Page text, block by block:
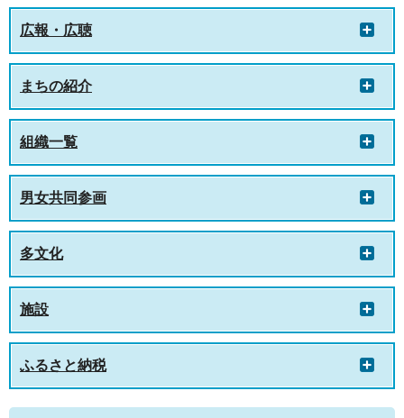
広報・広聴
まちの紹介
組織一覧
男女共同参画
多文化
施設
ふるさと納税